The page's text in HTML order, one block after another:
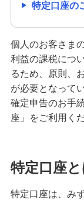
みずほ積立
ファンド特設
商品説明動画
特定口座の
個人のお客さま
利益の課税につ
るため、原則、
が必要となって
確定申告のお手
座」をご利用く
特定口座と
特定口座は、み